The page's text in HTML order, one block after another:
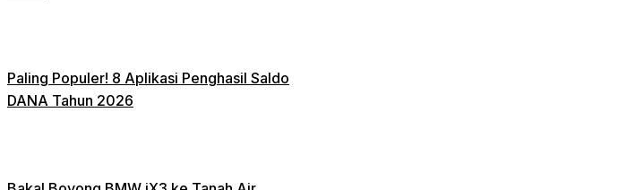
Paling Populer! 8 Aplikasi Penghasil Saldo
DANA Tahun 2026